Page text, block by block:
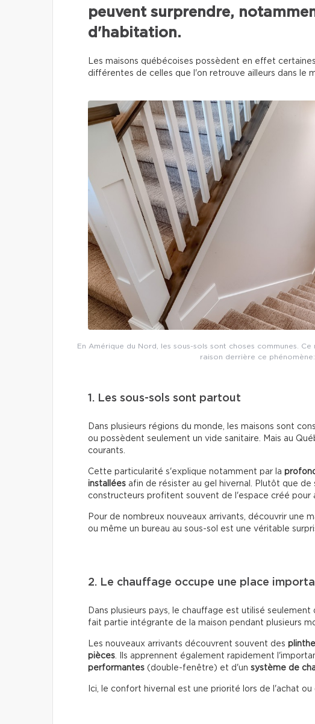
peuvent surprendre,
d'habitation.
Les maisons québécoises possèdent en effet
différentes de celles que l'on retrouve ailleurs dans le
En Amérique du Nord, les sous-sols sont choses communes.
raison derrière ce
1. Les sous-sols sont partout
Dans plusieurs régions du monde, les maisons sont
ou possèdent seulement un vide sanitaire. Mais au
courants.
Cette particularité s'explique notamment par la
installées afin de résister au gel hivernal. Plutôt que
constructeurs profitent souvent de l'espace créé pour
Pour de nombreux nouveaux arrivants, découvrir une
ou même un bureau au sous-sol est une véritable
2. Le chauffage occupe une place
Dans plusieurs pays, le chauffage est utilisé seulement
fait partie intégrante de la maison pendant plusieurs
Les nouveaux arrivants découvrent souvent des
pièces. Ils apprennent également rapidement
performantes (double-fenêtre) et d'un système de
Ici, le confort hivernal est une priorité lors de l'achat